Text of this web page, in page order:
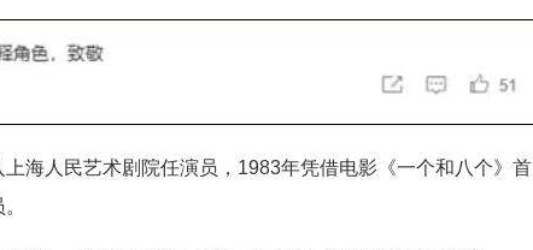
海人民艺术剧院任演员，1983年凭借电影《一个和八个》首